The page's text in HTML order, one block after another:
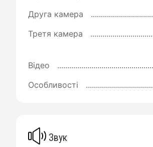
Друга камера
Третя камера
Відео
Особливості
Звук